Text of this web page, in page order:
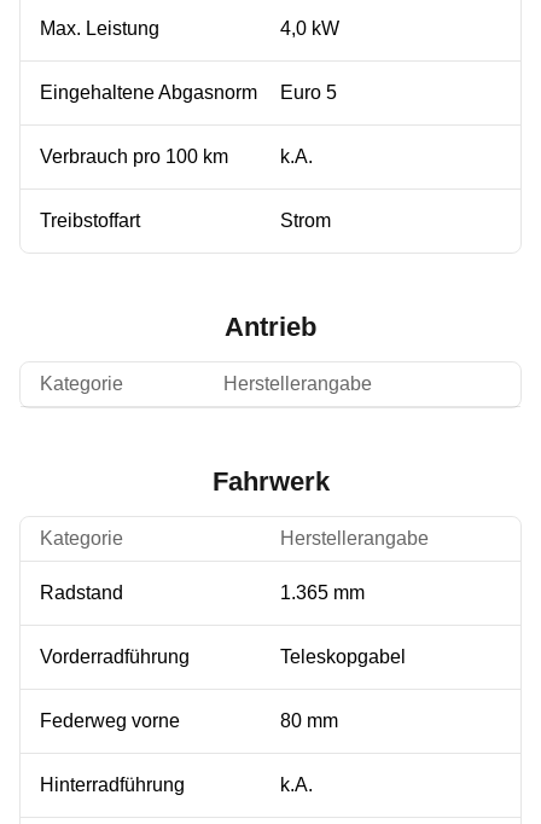
Max. Leistung 4,0 kW
Eingehaltene Abgasnorm Euro 5
Verbrauch pro 100 km k.A.
Treibstoffart Strom
Antrieb
Kategorie Herstellerangabe
Fahrwerk
Kategorie Herstellerangabe
Radstand 1.365 mm
Vorderradführung Teleskopgabel
Federweg vorne 80 mm
Hinterradführung k.A.